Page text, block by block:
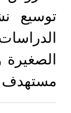
توسيع
مستهدف